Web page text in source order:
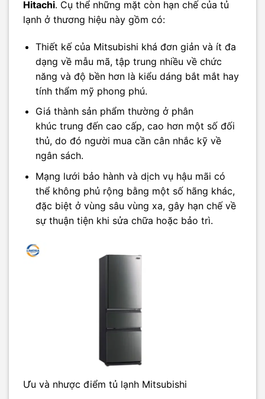
Hitachi. Cụ thể những mặt còn hạn chế của tủ
lạnh ở thương hiệu này gồm có:
Thiết kế của Mitsubishi khá đơn giản và ít đa
dạng về mẫu mã, tập trung nhiều về chức
năng và độ bền hơn là kiểu dáng bắt mắt hay
tính thẩm mỹ phong phú.
Giá thành sản phẩm thường ở phân
khúc trung đến cao cấp, cao hơn một số đối
thủ, do đó người mua cần cân nhắc kỹ về
ngân sách.
Mạng lưới bảo hành và dịch vụ hậu mãi có
thể không phủ rộng bằng một số hãng khác,
đặc biệt ở vùng sâu vùng xa, gây hạn chế về
sự thuận tiện khi sửa chữa hoặc bảo trì.
Ưu và nhược điểm tủ lạnh Mitsubishi